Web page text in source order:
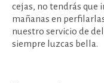
cejas, no tendrás que
mañanas en
nuestro servicio de
siempre luzcas bella.